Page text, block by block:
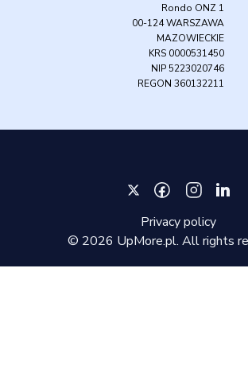
Rondo ONZ 1
00-124 WARSZAWA
MAZOWIECKIE
KRS 0000531450
NIP 5223020746
REGON 360132211
© 2026 UpMore.pl. All rights
Privacy policy